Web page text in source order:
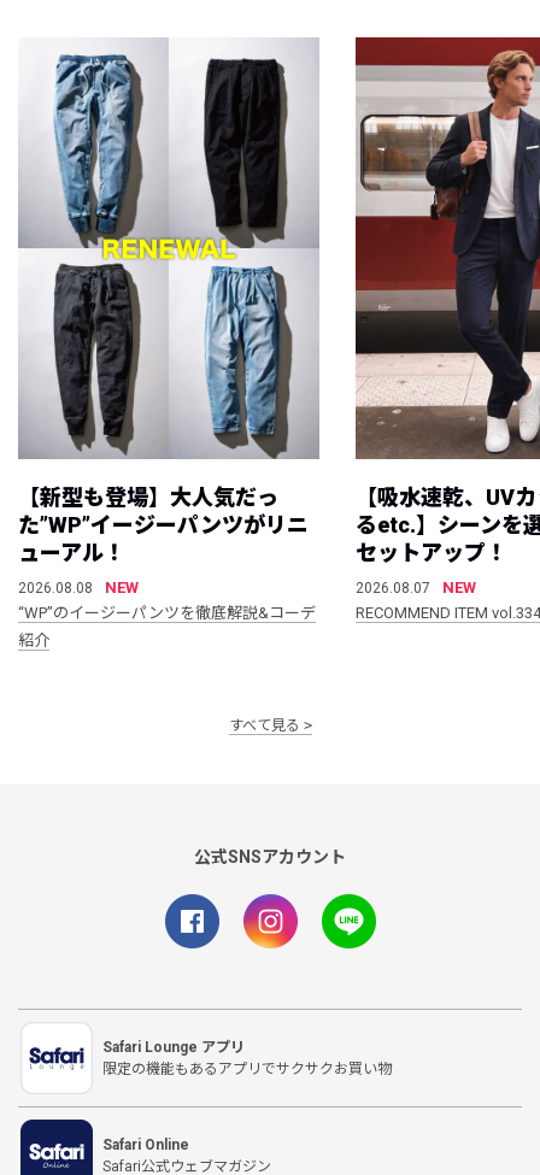
【新型も登場】大人気だっ
た”WP”イージーパンツがリニ
ューアル！
2026.08.08
NEW
“WP”のイージーパンツを徹底解説&コーデ
紹介
【吸水速乾、UV
るetc.】シーンを
セットアップ！
2026.08.07
NEW
RECOMMEND ITEM vol.334
すべて見る
公式SNSアカウント
Safari Lounge アプリ
限定の機能もあるアプリでサクサクお買い物
Safari Online
Safari公式ウェブマガジン